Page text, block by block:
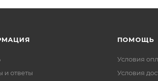
и ответы
ПОМОЩЬ
Условия
Условия